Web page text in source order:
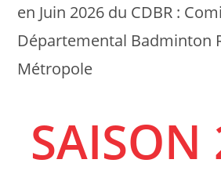
en Juin 2026 du CDBR :
Départemental Badminton
Métropole
SAISON